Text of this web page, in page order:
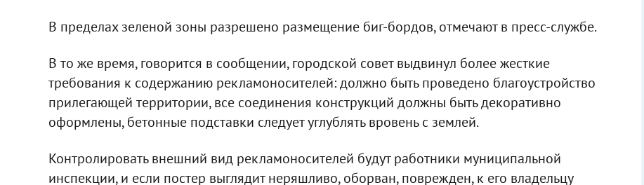
В пределах зеленой зоны разрешено размещение биг-бордов, отмечают в пресс-службе.
В то же время, говорится в сообщении, городской совет выдвинул более жесткие
требования к содержанию рекламоносителей: должно быть проведено благоустройство
прилегающей территории, все соединения конструкций должны быть декоративно
оформлены, бетонные подставки следует углублять вровень с землей.
Контролировать внешний вид рекламоносителей будут работники муниципальной
инспекции, и если постер выглядит неряшливо, оборван, поврежден, к его владельцу